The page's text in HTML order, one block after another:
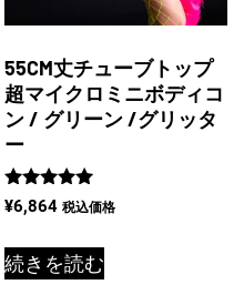
55CM丈チューブトップ
超マイクロミニボディコ
ン / グリーン /グリッタ
ー
5段階中
5.00
¥6,864 税込価格
続きを読む